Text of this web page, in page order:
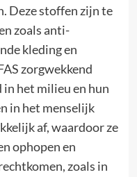
Deze stoffen zijn te
zoals anti-
kleding en
zorgwekkend
het milieu en hun
in het menselijk
af, waardoor ze
ophopen en
zoals in